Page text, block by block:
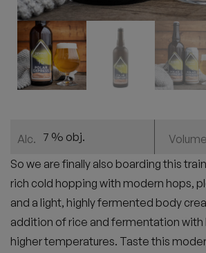
Alc. 7 % obj. Volume
So we are finally also boarding this
rich cold hopping with modern hops,
and a light, highly fermented body
addition of rice and fermentation with
higher temperatures. Taste this